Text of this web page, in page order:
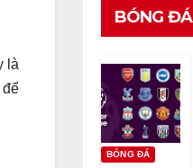
là
để
BÓNG ĐÁ
BÓNG ĐÁ